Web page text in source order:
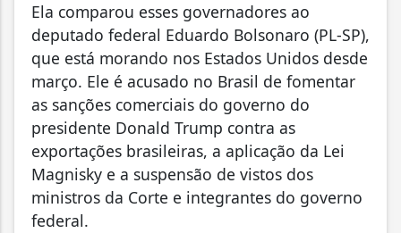
Ela comparou esses governadores ao
deputado federal Eduardo Bolsonaro (PL-SP),
que está morando nos Estados Unidos desde
março. Ele é acusado no Brasil de fomentar
as sanções comerciais do governo do
presidente Donald Trump contra as
exportações brasileiras, a aplicação da Lei
Magnisky e a suspensão de vistos dos
ministros da Corte e integrantes do governo
federal.